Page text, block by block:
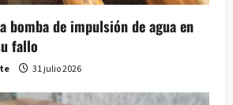
bomba de impulsión de agua en
fallo
31 julio 2026